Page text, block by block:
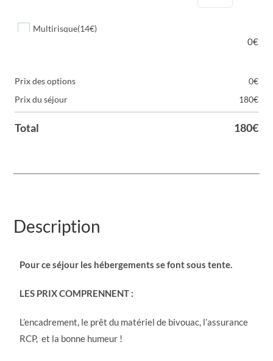
Multirisque(14€)
0€
Prix des options 0€
Prix du séjour
180€
Total 180€
Description
Pour ce séjour les hébergements se font sous tente.
LES PRIX COMPRENNENT :
L’encadrement, le prêt du matériel de bivouac, l’assurance
RCP, et la bonne humeur !